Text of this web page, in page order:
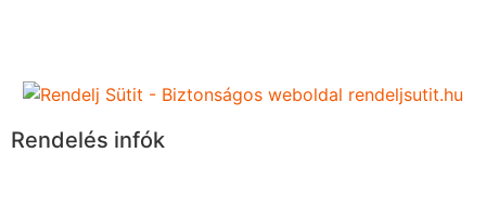
Rendelés infók